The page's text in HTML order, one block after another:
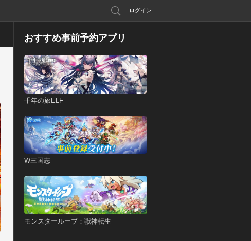
ログイン
おすすめ事前予約アプリ
千年の旅ELF
W三国志
モンスターループ：獣神転生